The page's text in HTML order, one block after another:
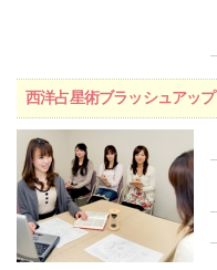
西洋占星術ブラッシュアッ